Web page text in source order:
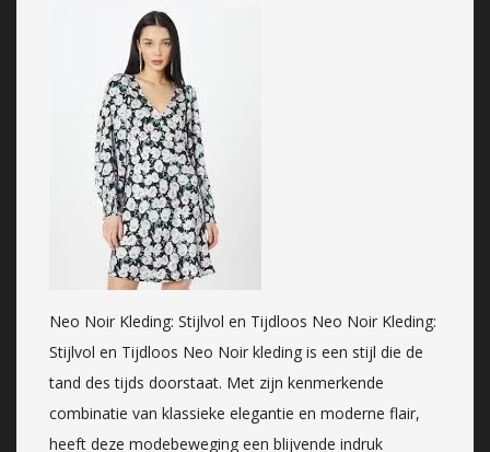
Neo Noir Kleding: Stijlvol en Tijdloos Neo Noir Kleding:
Stijlvol en Tijdloos Neo Noir kleding is een stijl die de
tand des tijds doorstaat. Met zijn kenmerkende
combinatie van klassieke elegantie en moderne flair,
heeft deze modebeweging een blijvende indruk